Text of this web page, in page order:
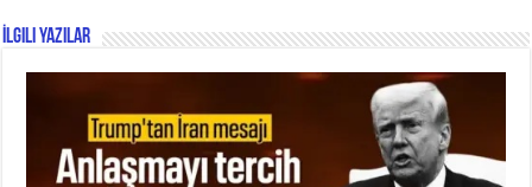
İlgili Yazılar